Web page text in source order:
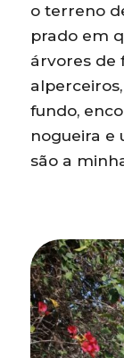
o terreno
prado em
árvores de
alperceiros,
fundo,
nogueira e
são a